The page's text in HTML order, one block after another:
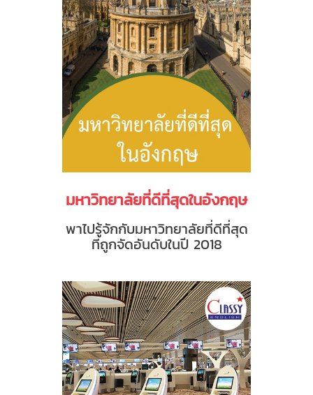
มหาวิทยาลัยที่ดีที่สุดในอังกฤษ
พาไปรู้จักกับมหาวิทยาลัยที่ดีที่สุด
ที่ถูกจัดอันดับในปี 2018